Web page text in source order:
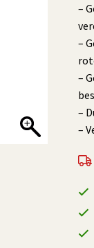
–
–
–
–
–